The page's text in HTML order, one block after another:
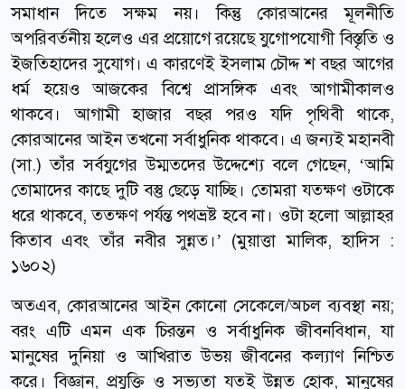
সমাধান দিতে সক্ষম নয়। কিন্তু কোরআনের মূলনীতি
অপরিবর্তনীয় হলেও এর প্রয়োগে রয়েছে যুগোপযোগী বিস্তৃতি ও
ইজতিহাদের সুযোগ। এ কারণেই ইসলাম চৌদ্দ শ বছর আগের
ধর্ম হয়েও আজকের বিশ্বে প্রাসঙ্গিক এবং আগামীকালও
থাকবে। আগামী হাজার বছর পরও যদি পৃথিবী থাকে,
কোরআনের আইন তখনো সর্বাধুনিক থাকবে। এ জন্যই মহানবী
(সা.) তাঁর সর্বযুগের উম্মতদের উদ্দেশ্যে বলে গেছেন, ‘আমি
তোমাদের কাছে দুটি বস্তু ছেড়ে যাচ্ছি। তোমরা যতক্ষণ ওটাকে
ধরে থাকবে, ততক্ষণ পর্যন্ত পথভ্রষ্ট হবে না। ওটা হলো আল্লাহর
কিতাব এবং তাঁর নবীর সুন্নত।’ (মুয়াত্তা মালিক, হাদিস :
১৬০২)
অতএব, কোরআনের আইন কোনো সেকেলে/অচল ব্যবস্থা নয়;
বরং এটি এমন এক চিরন্তন ও সর্বাধুনিক জীবনবিধান, যা
মানুষের দুনিয়া ও আখিরাত উভয় জীবনের কল্যাণ নিশ্চিত
করে। বিজ্ঞান, প্রযুক্তি ও সভ্যতা যতই উন্নত হোক, মানুষের